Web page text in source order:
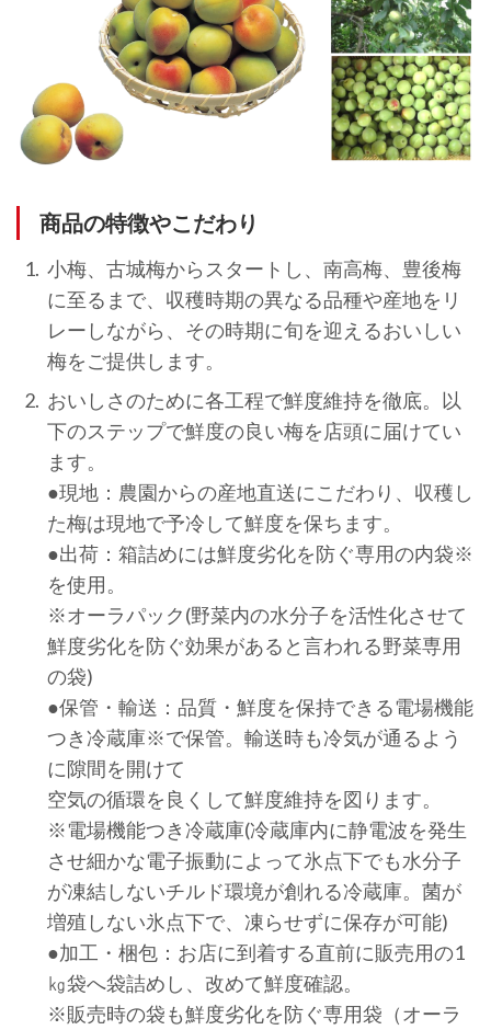
商品の特徴やこだわり
小梅、古城梅からスタートし、南高梅、豊後梅
に至るまで、収穫時期の異なる品種や産地をリ
レーしながら、その時期に旬を迎えるおいしい
梅をご提供します。
おいしさのために各工程で鮮度維持を徹底。以
下のステップで鮮度の良い梅を店頭に届けてい
ます。
●現地：農園からの産地直送にこだわり、収穫し
た梅は現地で予冷して鮮度を保ちます。
●出荷：箱詰めには鮮度劣化を防ぐ専用の内袋※
を使用。
※オーラパック(野菜内の水分子を活性化させて
鮮度劣化を防ぐ効果があると言われる野菜専用
の袋)
●保管・輸送：品質・鮮度を保持できる電場機能
つき冷蔵庫※で保管。輸送時も冷気が通るよう
に隙間を開けて
空気の循環を良くして鮮度維持を図ります。
※電場機能つき冷蔵庫(冷蔵庫内に静電波を発生
させ細かな電子振動によって氷点下でも水分子
が凍結しないチルド環境が創れる冷蔵庫。菌が
増殖しない氷点下で、凍らせずに保存が可能)
●加工・梱包：お店に到着する直前に販売用の1
㎏袋へ袋詰めし、改めて鮮度確認。
※販売時の袋も鮮度劣化を防ぐ専用袋（オーラ